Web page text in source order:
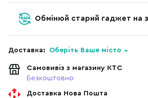
Обмінюй старий гаджет на
Доставка: Оберіть Ваше місто
Самовивіз з магазину КТС
Безкоштовно
Доставка Нова Пошта